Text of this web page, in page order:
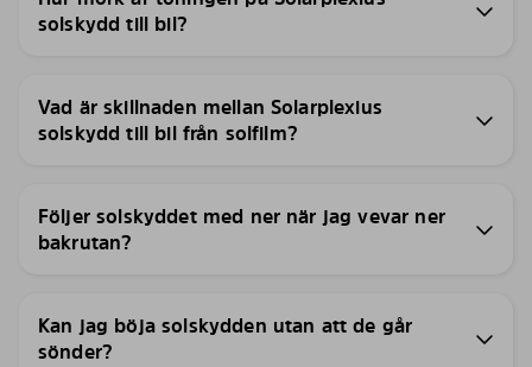
solskydd till bil?
Vad är skillnaden mellan Solarplexius
solskydd till bil från solfilm?
Följer solskyddet med ner när jag vevar ner
bakrutan?
Kan jag böja solskydden utan att de går
sönder?